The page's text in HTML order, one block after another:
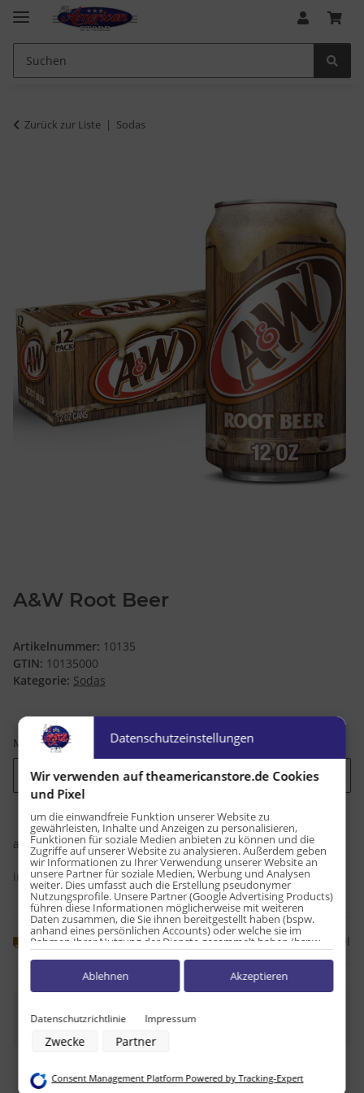
Zurück zur Liste Sodas
A&W Root Beer
Artikelnummer: 10135
GTIN: 10135000
Kategorie: Sodas
Menge
Bitte wählen Sie eine Variation.
ab 1,60 €
inkl. 19% USt. , zzgl.Versand
Knapper Lagerbestand Frage zum Artikel
gewünschte Variation aus.
Datenschutzeinstellungen
Wir verwenden auf theamericanstore.de Cookies
und Pixel
um die einwandfreie Funktion unserer Website zu
gewährleisten, Inhalte und Anzeigen zu personalisieren,
Funktionen für soziale Medien anbieten zu können und die
Zugriffe auf unserer Website zu analysieren. Außerdem geben
wir Informationen zu Ihrer Verwendung unserer Website an
unsere Partner für soziale Medien, Werbung und Analysen
weiter. Dies umfasst auch die Erstellung pseudonymer
Nutzungsprofile. Unsere Partner (Google Advertising Products)
führen diese Informationen möglicherweise mit weiteren
Daten zusammen, die Sie ihnen bereitgestellt haben (bspw.
anhand eines persönlichen Accounts) oder welche sie im
Rahmen Ihrer Nutzung der Dienste gesammelt haben (bspw.
Nutzungsdaten anderer Geräte). Ihre Einwilligung zur Nutzung
von Cookies und Pixeln können Sie jederzeit widerrufen,
indem Sie auf den Datenschutz-Button links unten klicken und
dort die entsprechenden Anpassungen vornehmen.
Zwecke der Datenverarbeitung durch unsere Partner:
Verwendung reduzierter Daten zur Auswahl von Werbeanzeigen
Erstellung von Profilen zur Personalisierung von Inhalten
Datenschutzrichtlinie Impressum
Zwecke Partner
Ablehnen Akzeptieren
Consent Management Platform Powered by Tracking-Expert